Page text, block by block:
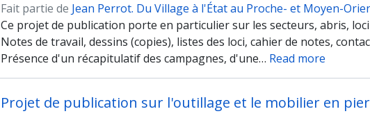
Fait partie de Jean Perrot. Du Village à l'État au Proche- et Moyen-
Ce projet de publication porte en particulier sur les secteurs, abris,
Notes de travail, dessins (copies), listes des loci, cahier de notes,
Présence d'un récapitulatif des campagnes, d'une… Read more
Projet de publication sur l'outillage et le mobilier en